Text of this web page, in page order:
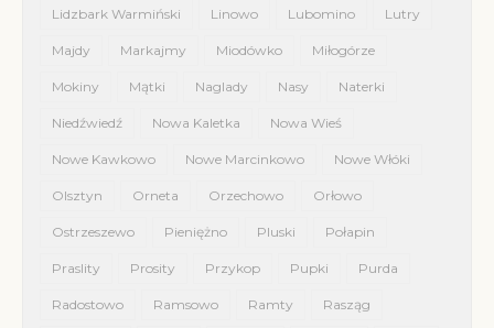
Lidzbark Warmiński Linowo Lubomino Lutry
Majdy Markajmy Miodówko Miłogórze
Mokiny Mątki Naglady Nasy Naterki
Niedźwiedź Nowa Kaletka Nowa Wieś
Nowe Kawkowo Nowe Marcinkowo Nowe Włóki
Olsztyn Orneta Orzechowo Orłowo
Ostrzeszewo Pieniężno Pluski Połapin
Praslity Prosity Przykop Pupki Purda
Radostowo Ramsowo Ramty Rasząg